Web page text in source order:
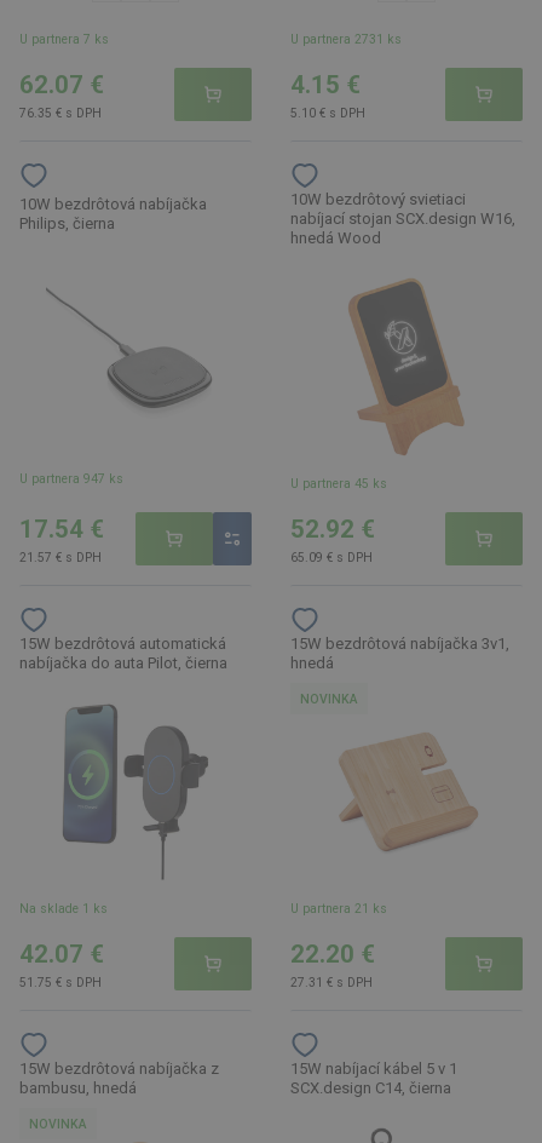
U partnera 7 ks
62.07 €
76.35 € s DPH
U partnera 2731 ks
4.15 €
5.10 € s DPH
10W bezdrôtová nabíjačka
Philips, čierna
U partnera 947 ks
17.54 €
21.57 € s DPH
10W bezdrôtový svietiaci
nabíjací stojan SCX.design W16,
hnedá Wood
U partnera 45 ks
52.92 €
65.09 € s DPH
15W bezdrôtová automatická
nabíjačka do auta Pilot, čierna
Na sklade 1 ks
42.07 €
51.75 € s DPH
15W bezdrôtová nabíjačka 3v1,
hnedá
NOVINKA
U partnera 21 ks
22.20 €
27.31 € s DPH
15W bezdrôtová nabíjačka z
bambusu, hnedá
NOVINKA
15W nabíjací kábel 5 v 1
SCX.design C14, čierna